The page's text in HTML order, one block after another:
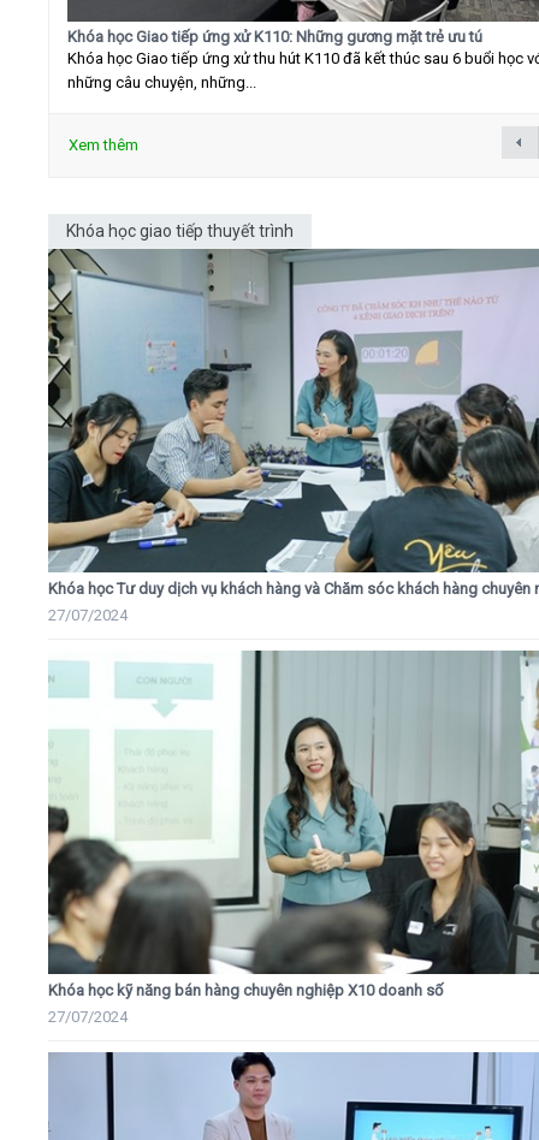
Khóa học Giao tiếp ứng xử K110: Những gương mặt trẻ ưu tú
Khóa học Giao tiếp ứng xử thu hút K110 đã kết thúc sau 6 buổi học
những câu chuyện, những...
Xem thêm
Khóa học giao tiếp thuyết trình
Khóa học Tư duy dịch vụ khách hàng và Chăm sóc khách hàng chuyên
27/07/2024
Khóa học kỹ năng bán hàng chuyên nghiệp X10 doanh số
27/07/2024